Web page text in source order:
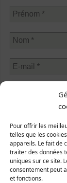
Pour offrir les
telles que les
appareils. Le fait de
traiter des données
uniques sur ce site.
consentement peut
et fonctions.
Sélectionner
Abonnés à
Sorties
Abonnés à
J’accepte que
lapolitique de